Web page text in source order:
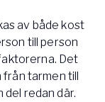
av både kost
till person
Det
tarmen till
del redan där.